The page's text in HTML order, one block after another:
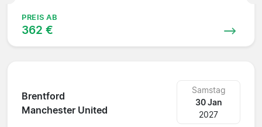
PREIS AB
362 €
Brentford
Manchester United
Samstag
30 Jan
2027